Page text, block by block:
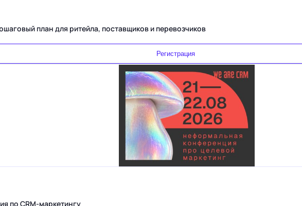
Переход на ЭТрН без штрафов и простоев: пошаговый план для ритейла, поставщиков и перевозчиков
Регистрация
по CRM-маркетингу